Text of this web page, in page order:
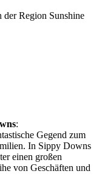
Region Sunshine
:
Gegend zum
In Sippy Downs
einen großen
von Geschäften und